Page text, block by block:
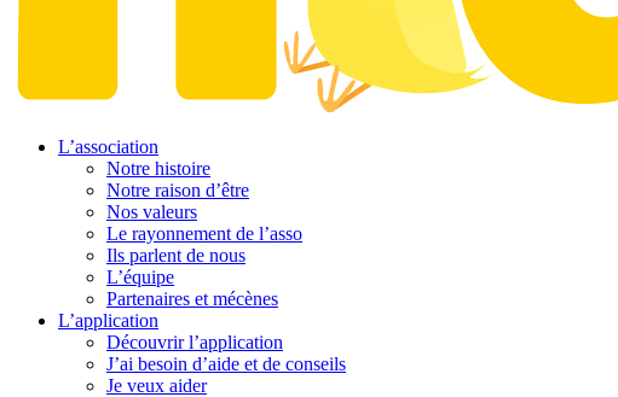
L’association
Notre histoire
Notre raison d’être
Nos valeurs
Le rayonnement de l’asso
Ils parlent de nous
L’équipe
Partenaires et mécènes
L’application
Découvrir l’application
J’ai besoin d’aide et de conseils
Je veux aider